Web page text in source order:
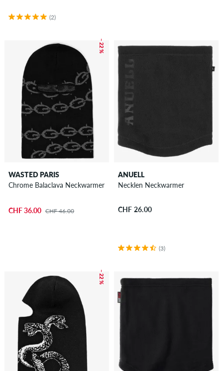
(2)
– 22 %
WASTED PARIS
Chrome Balaclava Neckwarmer
CHF 36.00 CHF 46.00
ANUELL
Necklen Neckwarmer
CHF 26.00
(3)
– 22 %